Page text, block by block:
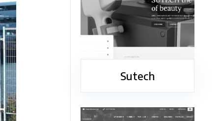
Sutech